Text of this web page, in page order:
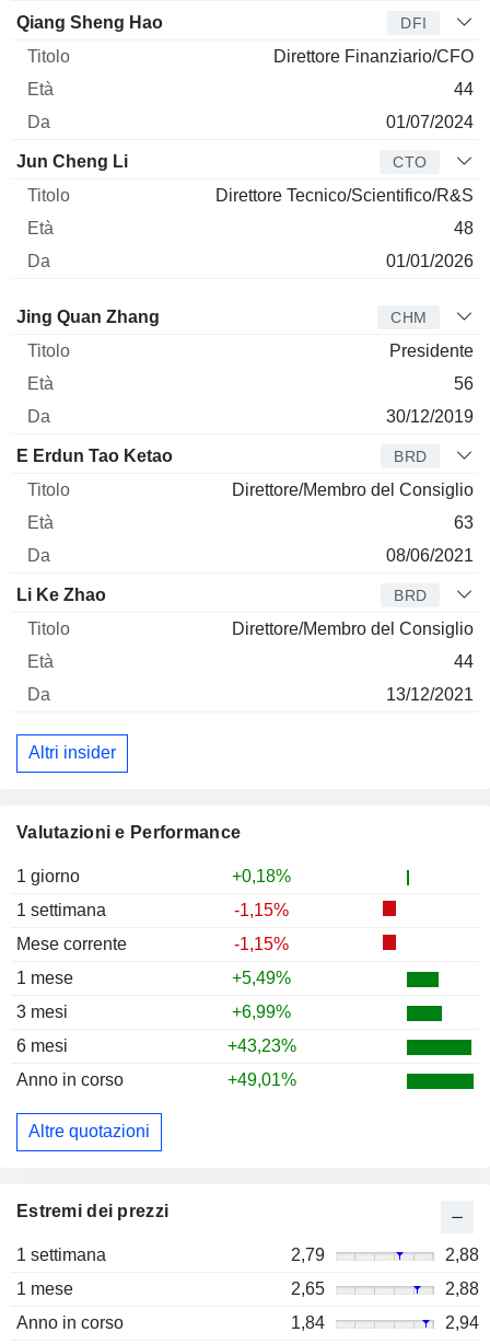
Valutazioni e Performance
1 giorno
+0,18%
1 settimana
-1,15%
Mese corrente
-1,15%
1 mese
+5,49%
3 mesi
+6,99%
6 mesi
+43,23%
Anno in corso
+49,01%
Altre quotazioni
Estremi dei prezzi
1 settimana 2,79
2,88
1 mese
2,65
2,88
Anno in corso
1,84
2,94
Qiang Sheng Hao DFI
Direttore Finanziario/CFO
44
01/07/2024
Jun Cheng Li CTO
Direttore Tecnico/Scientifico/R&S
48
01/01/2026
Amministratore Titolo
Jing Quan Zhang CHM
Presidente
56
30/12/2019
E Erdun Tao Ketao BRD
Direttore/Membro del Consiglio
63
08/06/2021
Li Ke Zhao BRD
Direttore/Membro del Consiglio
44
13/12/2021
Altri insider